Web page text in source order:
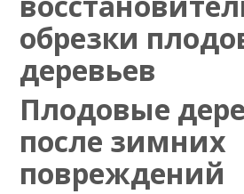
обрезки
деревьев
Плодовые
после зимних
повреждений